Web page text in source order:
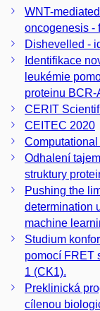
WNT-
oncogenesis -
Dishevelled -
Identifikace
leukémie
proteinu BCR-
CERIT
CEITEC 2020
Odhalení
struktury
Pushing the
determination
machine
Studium
pomocí FRET
1 (CK1).
Preklinická
cílenou